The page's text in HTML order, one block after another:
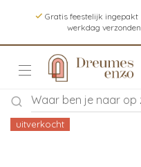
Gratis feestelijk ingepakt
werkdag verzonden
uitverkocht